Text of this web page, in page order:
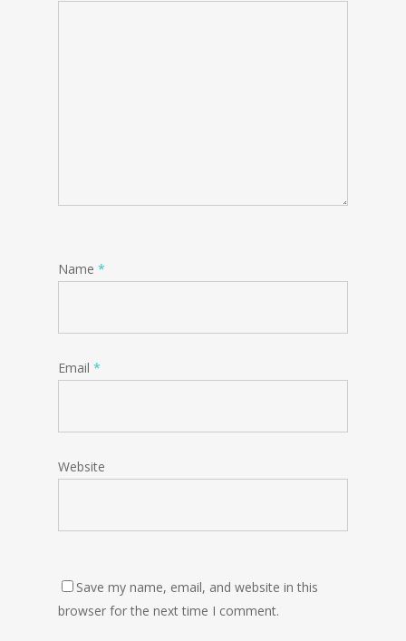
Name *
Email *
Website
Save my name, email, and website in this
browser for the next time I comment.